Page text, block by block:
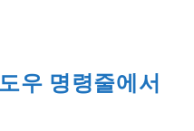
우 명령줄에서